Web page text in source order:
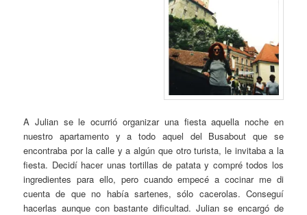
A Julian se le ocurrió organizar una fiesta aquella noche en
nuestro apartamento y a todo aquel del Busabout que se
encontraba por la calle y a algún que otro turista, le invitaba a la
fiesta. Decidí hacer unas tortillas de patata y compré todos los
ingredientes para ello, pero cuando empecé a cocinar me di
cuenta de que no había sartenes, sólo cacerolas. Conseguí
hacerlas aunque con bastante dificultad. Julian se encargó de